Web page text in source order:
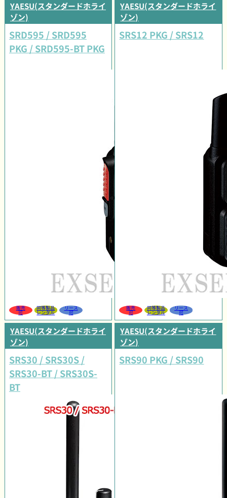
YAESU(スタンダードホライ
ゾン)
SRD595 / SRD595
PKG / SRD595-BT PKG
販売
可
同等製品
レンタル
リース
可
YAESU(スタンダードホライ
ゾン)
SRS12 PKG / SRS12
販売
可
同等製品
レンタル
リース
可
YAESU(スタンダードホライ
ゾン)
SRS30 / SRS30S /
SRS30-BT / SRS30S-
BT
YAESU(スタンダードホライ
ゾン)
SRS90 PKG / SRS90